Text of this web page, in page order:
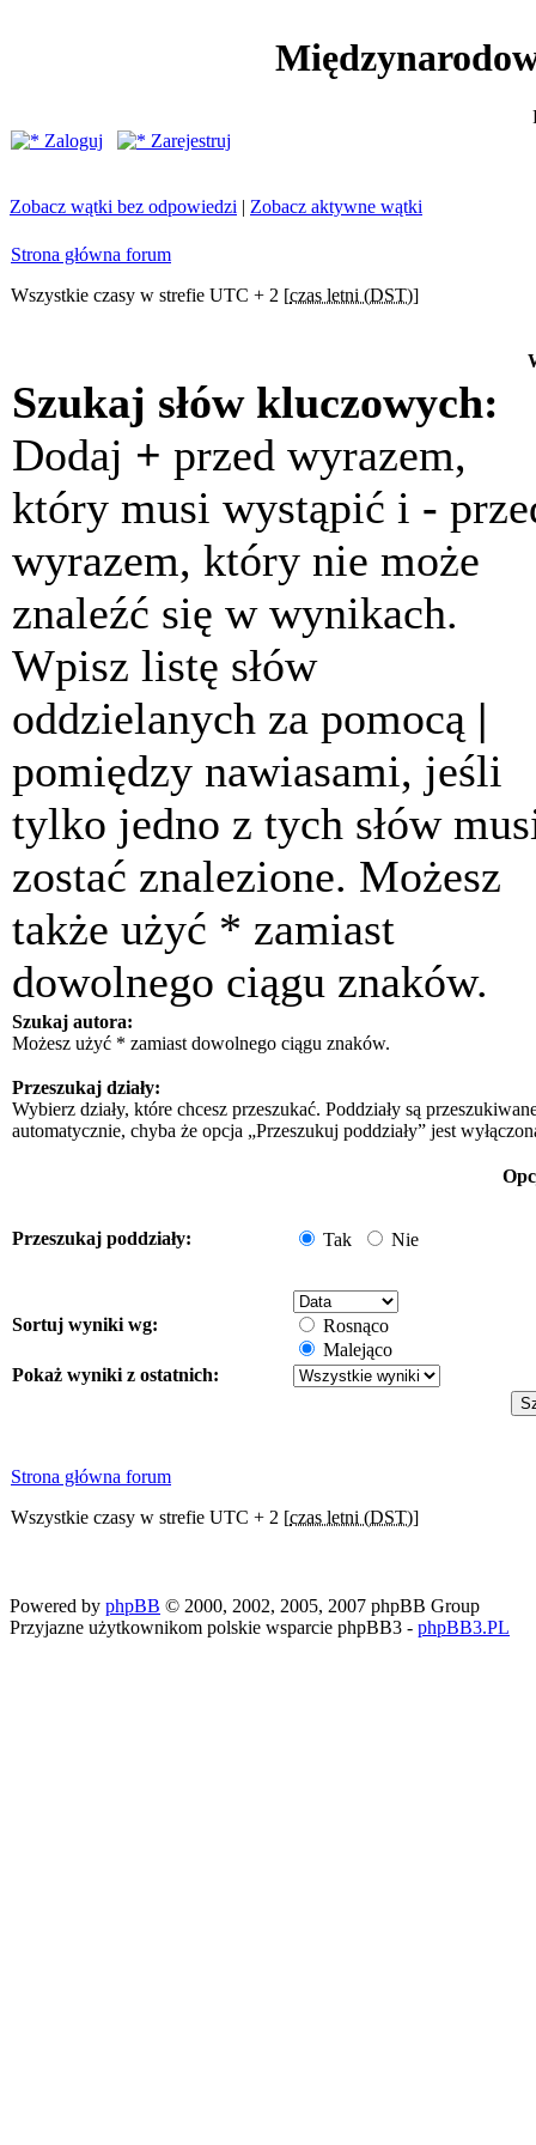
Zaloguj
Zarejestruj
Zobacz wątki bez odpowiedzi | Zobacz aktywne wątki
Strona główna forum
Wszystkie czasy w strefie UTC + 2 [czas letni (DST)]
Szukaj słów kluczowych:
Dodaj + przed wyrazem,
który musi wystąpić i -
wyrazem, który nie może
znaleźć się w wynikach.
Wpisz listę słów
oddzielanych za pomocą |
pomiędzy nawiasami, jeśli
tylko jedno z tych słów
zostać znalezione. Możesz
także użyć * zamiast
dowolnego ciągu znaków.
Szukaj autora:
Możesz użyć * zamiast dowolnego ciągu znaków.
Przeszukaj działy:
Wybierz działy, które chcesz przeszukać. Poddziały są
automatycznie, chyba że opcja „Przeszukuj poddziały” jest
Przeszukaj poddziały: Tak Nie
Sortuj wyniki wg:
Rosnąco
Malejąco
Pokaż wyniki z ostatnich:
Strona główna forum
Wszystkie czasy w strefie UTC + 2 [czas letni (DST)]
Powered by phpBB © 2000, 2002, 2005, 2007 phpBB Group
Przyjazne użytkownikom polskie wsparcie phpBB3 - phpBB3.PL